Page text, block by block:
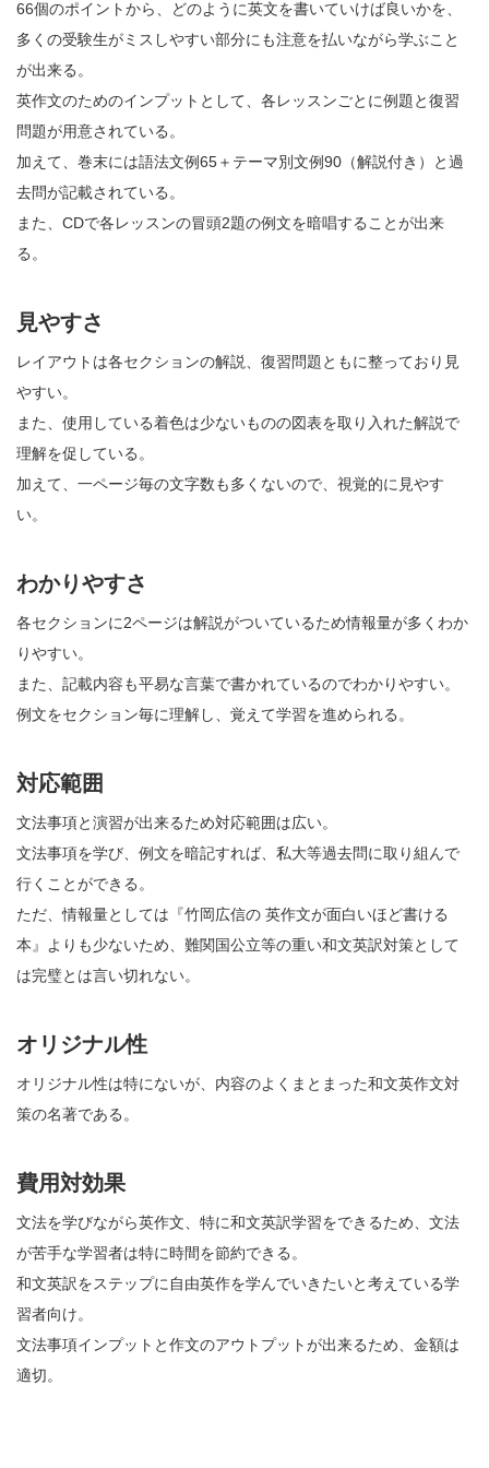
66個のポイントから、どのように英文を書いていけば良いかを、
多くの受験生がミスしやすい部分にも注意を払いながら学ぶこと
が出来る。
英作文のためのインプットとして、各レッスンごとに例題と復習
問題が用意されている。
加えて、巻末には語法文例65＋テーマ別文例90（解説付き）と過
去問が記載されている。
また、CDで各レッスンの冒頭2題の例文を暗唱することが出来
る。
見やすさ
レイアウトは各セクションの解説、復習問題ともに整っており見
やすい。
また、使用している着色は少ないものの図表を取り入れた解説で
理解を促している。
加えて、一ページ毎の文字数も多くないので、視覚的に見やす
い。
わかりやすさ
各セクションに2ページは解説がついているため情報量が多くわか
りやすい。
また、記載内容も平易な言葉で書かれているのでわかりやすい。
例文をセクション毎に理解し、覚えて学習を進められる。
対応範囲
文法事項と演習が出来るため対応範囲は広い。
文法事項を学び、例文を暗記すれば、私大等過去問に取り組んで
行くことができる。
ただ、情報量としては『竹岡広信の 英作文が面白いほど書ける
本』よりも少ないため、難関国公立等の重い和文英訳対策として
は完璧とは言い切れない。
オリジナル性
オリジナル性は特にないが、内容のよくまとまった和文英作文対
策の名著である。
費用対効果
文法を学びながら英作文、特に和文英訳学習をできるため、文法
が苦手な学習者は特に時間を節約できる。
和文英訳をステップに自由英作を学んでいきたいと考えている学
習者向け。
文法事項インプットと作文のアウトプットが出来るため、金額は
適切。